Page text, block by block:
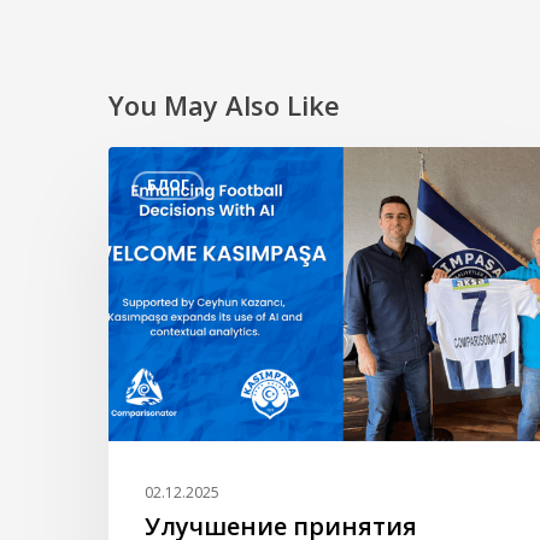
You May Also Like
БЛОГ
Улучшение
принятия
футбольных
решений
помощью
искусственного
интеллекта
–
Welcome
02.12.2025
Улучшение принятия